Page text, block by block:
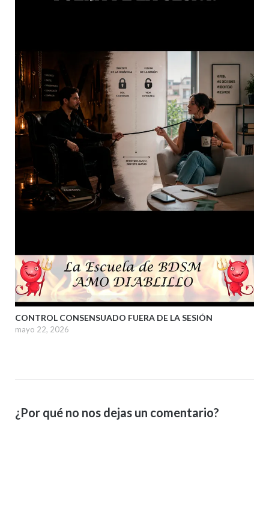
CONTROL CONSENSUADO FUERA DE LA SESIÓN
mayo 22, 2026
¿Por qué no nos dejas un comentario?